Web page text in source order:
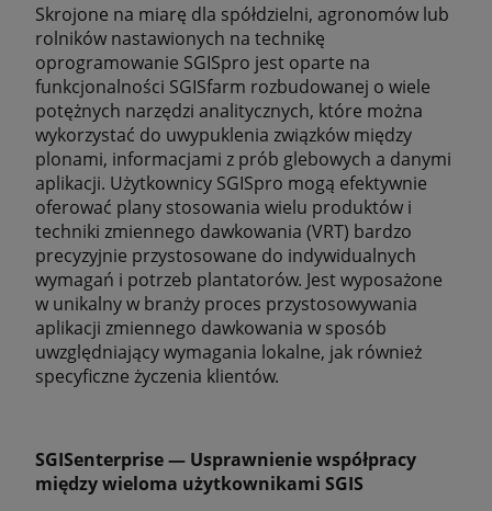
Skrojone na miarę dla spółdzielni, agronomów lub
rolników nastawionych na technikę
oprogramowanie SGISpro jest oparte na
funkcjonalności SGISfarm rozbudowanej o wiele
potężnych narzędzi analitycznych, które można
wykorzystać do uwypuklenia związków między
plonami, informacjami z prób glebowych a danymi
aplikacji. Użytkownicy SGISpro mogą efektywnie
oferować plany stosowania wielu produktów i
techniki zmiennego dawkowania (VRT) bardzo
precyzyjnie przystosowane do indywidualnych
wymagań i potrzeb plantatorów. Jest wyposażone
w unikalny w branży proces przystosowywania
aplikacji zmiennego dawkowania w sposób
uwzględniający wymagania lokalne, jak również
specyficzne życzenia klientów.
SGISenterprise — Usprawnienie współpracy
między wieloma użytkownikami SGIS